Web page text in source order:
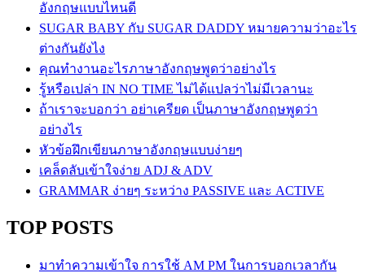
อังกฤษแบบไหนดี
SUGAR BABY กับ SUGAR DADDY หมายความว่าอะไร
ต่างกันยังไง
คุณทำงานอะไรภาษาอังกฤษพูดว่าอย่างไร
รู้หรือเปล่า IN NO TIME ไม่ได้แปลว่าไม่มีเวลานะ
ถ้าเราจะบอกว่า อย่าเครียด เป็นภาษาอังกฤษพูดว่า
อย่างไร
หัวข้อฝึกเขียนภาษาอังกฤษแบบง่ายๆ
เคล็ดลับเข้าใจง่าย ADJ & ADV
GRAMMAR ง่ายๆ ระหว่าง PASSIVE และ ACTIVE
TOP POSTS
มาทำความเข้าใจ การใช้ AM PM ในการบอกเวลากัน